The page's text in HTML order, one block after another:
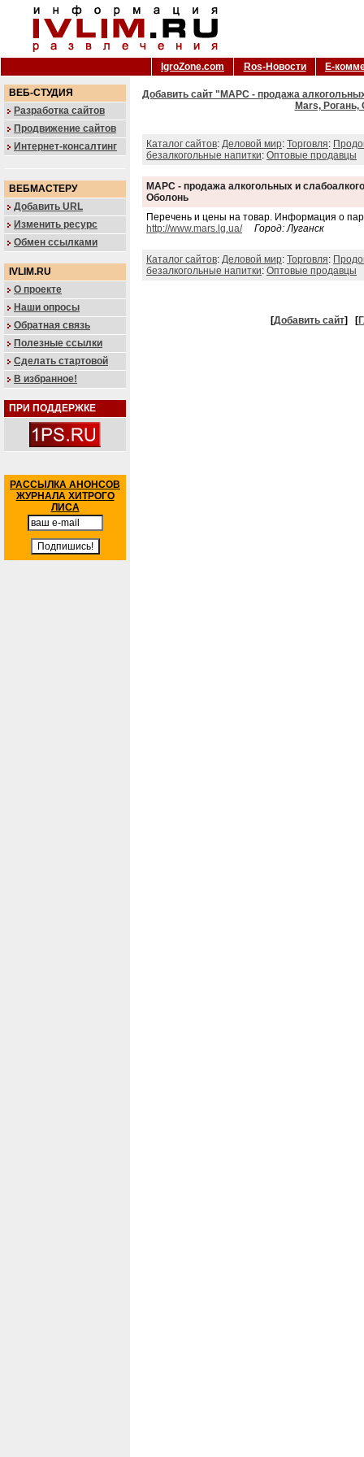
IgroZone.com Ros-Новости Е-
ВЕБ-СТУДИЯ
Разработка сайтов
Продвижение сайтов
Интернет-консалтинг
ВЕБМАСТЕРУ
Добавить URL
Изменить ресурс
Обмен ссылками
IVLIM.RU
О проекте
Наши опросы
Обратная связь
Полезные ссылки
Сделать стартовой
В избранное!
ПРИ ПОДДЕРЖКЕ
РАССЫЛКА АНОНСОВ
ЖУРНАЛА ХИТРОГО
ЛИСА
Добавить сайт "МАРС - продажа
Mars,
Каталог сайтов: Деловой мир: Торговля:
безалкогольные напитки: Оптовые продавцы
МАРС - продажа алкогольных и
Оболонь
Перечень и цены на товар. Информация о
http://www.mars.lg.ua/
Город: Луганск
Каталог сайтов: Деловой мир: Торговля:
безалкогольные напитки: Оптовые продавцы
[Добавить сайт] [